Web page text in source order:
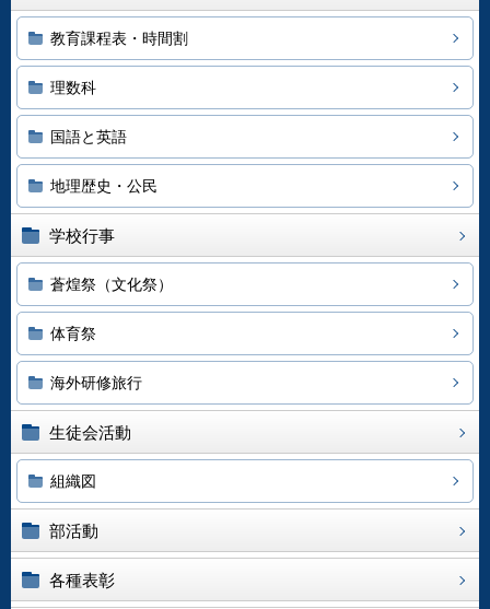
教育課程表・時間割
理数科
国語と英語
地理歴史・公民
学校行事
蒼煌祭（文化祭）
体育祭
海外研修旅行
生徒会活動
組織図
部活動
各種表彰